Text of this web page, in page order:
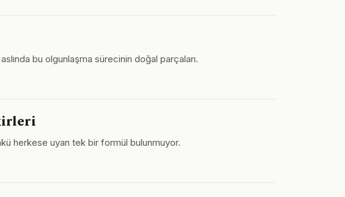
bu olgunlaşma sürecinin doğal parçaları.
herkese uyan tek bir formül bulunmuyor.